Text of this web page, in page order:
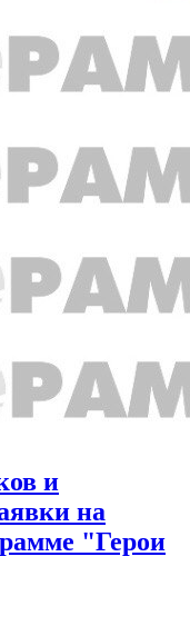
и
на
"Герои